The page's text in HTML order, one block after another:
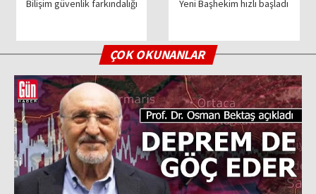
Bilişim güvenlik farkındalığı
Yeni Başhekim hızlı başladı
ÇOK OKUNANLAR